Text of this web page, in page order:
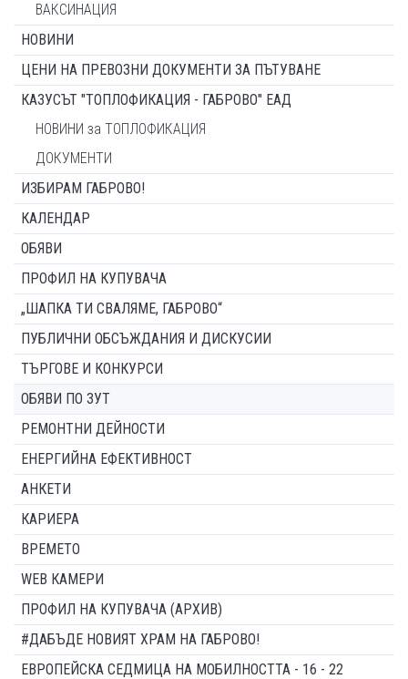
ВАКСИНАЦИЯ
НОВИНИ
ЦЕНИ НА ПРЕВОЗНИ ДОКУМЕНТИ ЗА ПЪТУВАНЕ
КАЗУСЪТ "ТОПЛОФИКАЦИЯ - ГАБРОВО" ЕАД
НОВИНИ за ТОПЛОФИКАЦИЯ
ДОКУМЕНТИ
ИЗБИРАМ ГАБРОВО!
КАЛЕНДАР
ОБЯВИ
ПРОФИЛ НА КУПУВАЧА
„ШАПКА ТИ СВАЛЯМЕ, ГАБРОВО“
ПУБЛИЧНИ ОБСЪЖДАНИЯ И ДИСКУСИИ
ТЪРГОВЕ И КОНКУРСИ
ОБЯВИ ПО ЗУТ
РЕМОНТНИ ДЕЙНОСТИ
ЕНЕРГИЙНА ЕФЕКТИВНОСТ
АНКЕТИ
КАРИЕРА
ВРЕМЕТО
WEB КАМЕРИ
ПРОФИЛ НА КУПУВАЧА (АРХИВ)
#ДАБЪДЕ НОВИЯТ ХРАМ НА ГАБРОВО!
ЕВРОПЕЙСКА СЕДМИЦА НА МОБИЛНОСТТА - 16 - 22